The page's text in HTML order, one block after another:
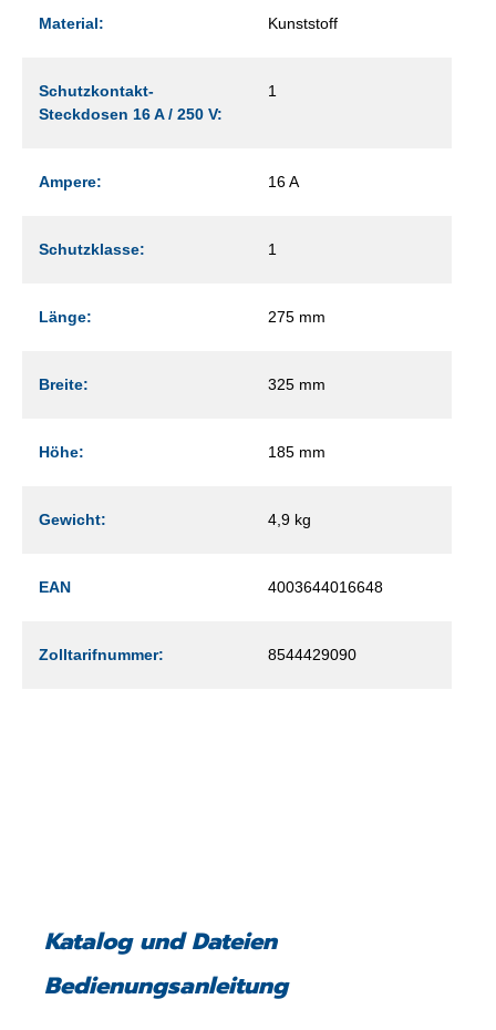
Material: Kunststoff
Schutzkontakt-
Steckdosen 16 A / 250 V:
1
Ampere: 16 A
Schutzklasse: 1
Länge: 275 mm
Breite: 325 mm
Höhe: 185 mm
Gewicht: 4,9 kg
EAN 4003644016648
Zolltarifnummer: 8544429090
Katalog und Dateien
Bedienungsanleitung